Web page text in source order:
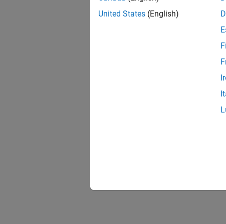
United States (English)